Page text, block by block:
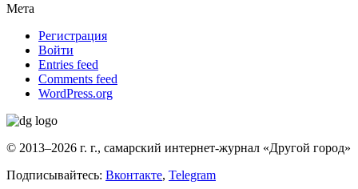
Мета
Регистрация
Войти
Entries feed
Comments feed
WordPress.org
© 2013–2026 г. г., самарский интернет-журнал «Другой город»
Подписывайтесь: Вконтакте, Telegram